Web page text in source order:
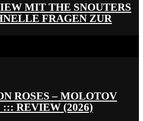
MIT THE SNOUTERS
FRAGEN ZUR
ROSES – MOLOTOV
::: REVIEW (2026)